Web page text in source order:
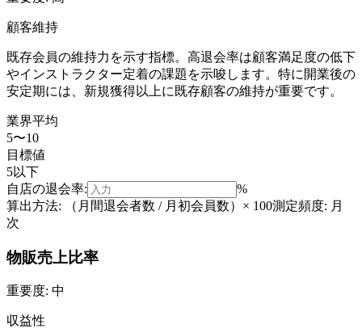
顧客維持
既存会員の維持力を示す指標。高退会率は顧客満足度の低下
やインストラクター定着の課題を示唆します。特に開業後の
安定期には、新規獲得以上に既存顧客の維持が重要です。
業界平均
5〜10
目標値
5以下
自店の退会率:
%
算出方法:
（月間退会者数 / 月初会員数）× 100測定頻度: 月
次
物販売上比率
重要度: 中
収益性